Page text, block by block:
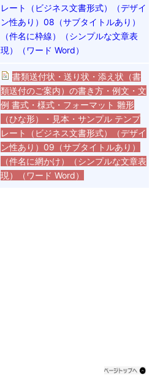
レート（ビジネス文書形式）（デザイ
ン性あり）08（サブタイトルあり）
（件名に枠線）（シンプルな文章表
現）（ワード Word）
書類送付状・送り状・添え状（書
類送付のご案内）の書き方・例文・文
例 書式・様式・フォーマット 雛形
（ひな形）・見本・サンプル テンプ
レート（ビジネス文書形式）（デザイ
ン性あり）09（サブタイトルあり）
（件名に網かけ）（シンプルな文章表
現）（ワード Word）